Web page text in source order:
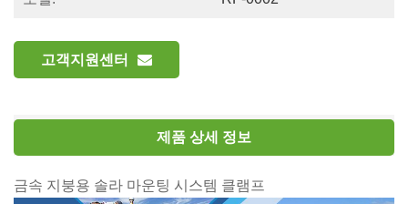
고객지원센터
제품 상세 정보
금속 지붕용 솔라 마운팅 시스템 클램프